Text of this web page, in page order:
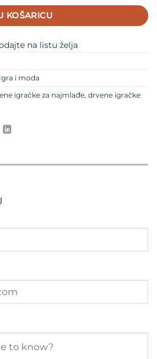
KOŠARICU
na listu želja
Igra i moda
igračke za najmlađe, drvene igračke